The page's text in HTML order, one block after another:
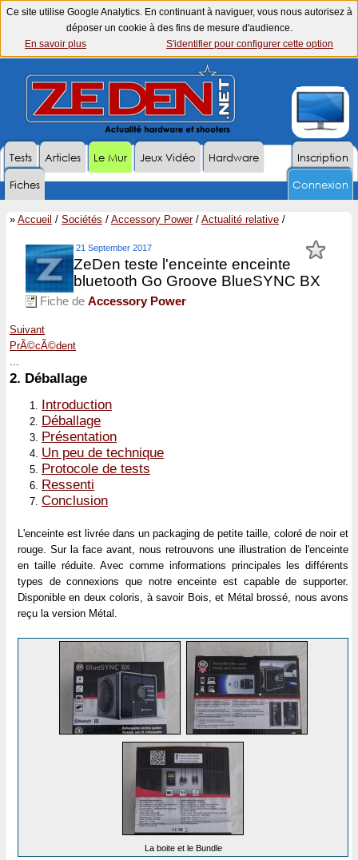
Ce site utilise Google Analytics. En continuant à naviguer, vous nous autorisez à
déposer un cookie à des fins de mesure d'audience.
En savoir plus
S'identifier pour configurer cette option
Inscription
Tests Articles Le Mur Jeux Vidéo
Hardware
Fiches
Connexion
» Accueil / Sociétés / Accessory Power/ Actualité relative /
21 September 2017
ZeDen teste l'enceinte enceinte
bluetooth Go Groove BlueSYNC BX
Fiche de Accessory Power
Suivant
PrÃ©cÃ©dent
...
2. Déballage
Introduction
Déballage
Présentation
Un peu de technique
Protocole de tests
Ressenti
Conclusion
L'enceinte est livrée dans un packaging de petite taille, coloré de noir et
rouge. Sur la face avant, nous retrouvons une illustration de l'enceinte
en taille réduite. Avec comme informations principales les différents
types de connexions que notre enceinte est capable de supporter.
Disponible en deux coloris, à savoir Bois, et Métal brossé, nous avons
reçu la version Métal.
La boite et le Bundle